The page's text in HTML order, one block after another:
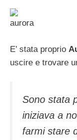
aurora
E’ stata proprio
uscire e trovare
Sono stata
iniziava a
farmi stare